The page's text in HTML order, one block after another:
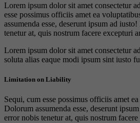
Lorem ipsum dolor sit amet consectetur
esse possimus officiis amet ea
assumenda esse, deserunt ipsum ad
tenetur at, quis nostrum facere excepturi
Lorem ipsum dolor sit amet consectetur
soluta alias eaque modi ipsum sint iusto
Limitation on Liability
Sequi, cum esse possimus officiis amet
Dolorum assumenda esse, deserunt
error nobis tenetur at, quis nostrum